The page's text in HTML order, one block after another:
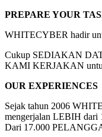
PREPARE YOUR
WHITECYBER hadir
Cukup SEDIAKAN
KAMI KERJAKAN
OUR EXPERIENCES
Sejak tahun 2006
mengerjalan LEBIH dari
Dari 17.000